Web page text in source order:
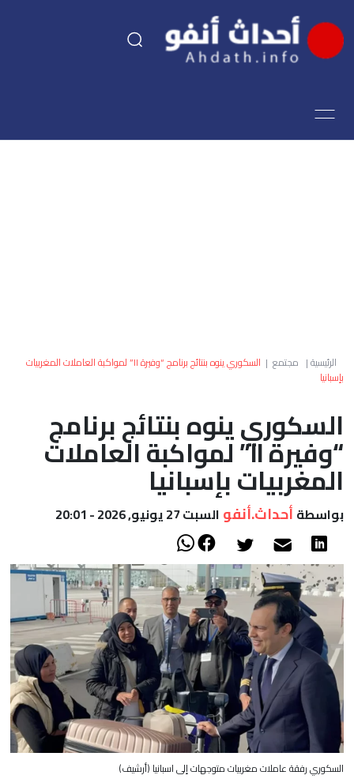
اقتصاد
العالم
الصحراء
الرئيسية| مجتمع |
السكوري ينوه بنتائج برنامج “وفيرة II” لمواكبة العاملات المغربيات
بإسبانيا
السكوري ينوه بنتائج برنامج
“وفيرة II” لمواكبة العاملات
المغربيات بإسبانيا
بواسطة أحداث.أنفو السبت 27 يونيو, 2026 - 20:01
السكوري رفقة عاملات مغربيات متوجهات إلى اسبانيا (أرشيف)